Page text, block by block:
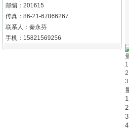
邮编：201615
传真：86-21-67866267
联系人：秦永芬
手机：15821569256